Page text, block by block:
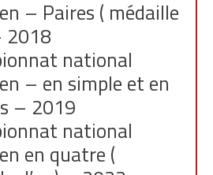
– Paires ( médaille
2018
national
– en simple et en
– 2019
national
en quatre (